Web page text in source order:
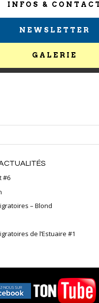
INFOS &
NEWSLETTER
GALERIE
#6
– Blond
de l’Estuaire #1